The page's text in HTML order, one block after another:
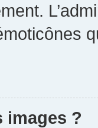
images ?